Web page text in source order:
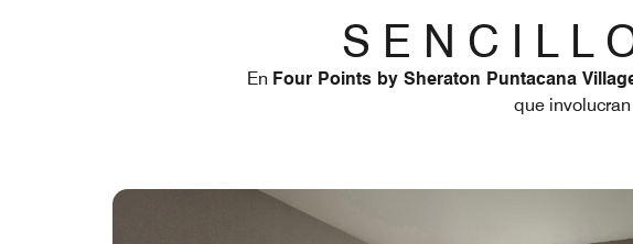
S E N C I L L
En Four Points by Sheraton Puntacana
que